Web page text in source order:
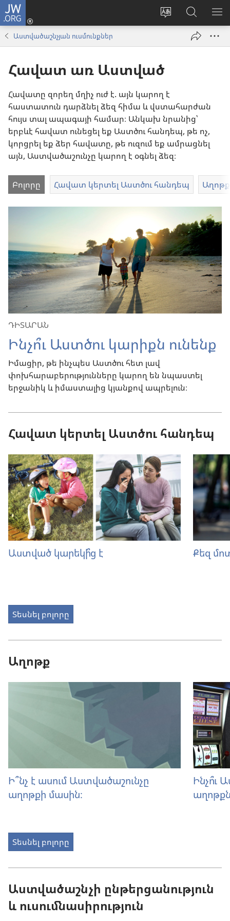
JW.ORG
Փոխել
Մուտքագրվել
(բացվումՈրոնում
JW.ORG
կայքում
Աստվածաշնչյան ուսմունքներ
Հավատ առ Աստված
Հավատը զորեղ մղիչ ուժ է. այն կարող է
հաստատուն դարձնել ձեզ հիմա և վստահարժան
հույս տալ ապագայի համար։ Անկախ նրանից՝
երբևէ հավատ ունեցել եք Աստծու հանդեպ, թե ոչ,
կորցրել եք ձեր հավատը, թե ուզում եք ամրացնել
այն, Աստվածաշունչը կարող է օգնել ձեզ։
Բոլորը Հավատ կերտել Աստծու հանդեպ Աղոթք
ԴԻՏԱՐԱՆ
Ինչո՞ւ Աստծու կարիքն ունենք
Իմացիր, թե ինչպես Աստծու հետ լավ
փոխհարաբերությունները կարող են նպաստել
երջանիկ և իմաստալից կյանքով ապրելուն։
Հավատ կերտել Աստծու հանդեպ
Աստված կարեկի՞ց է Քեզ
Տեսնել բոլորը
Աղոթք
Ի՞նչ է ասում Աստվածաշունչը
աղոթքի մասին։
Ինչո՞ւ
Տեսնել բոլորը
Աստվածաշնչի ընթերցանություն
և ուսումնասիրություն